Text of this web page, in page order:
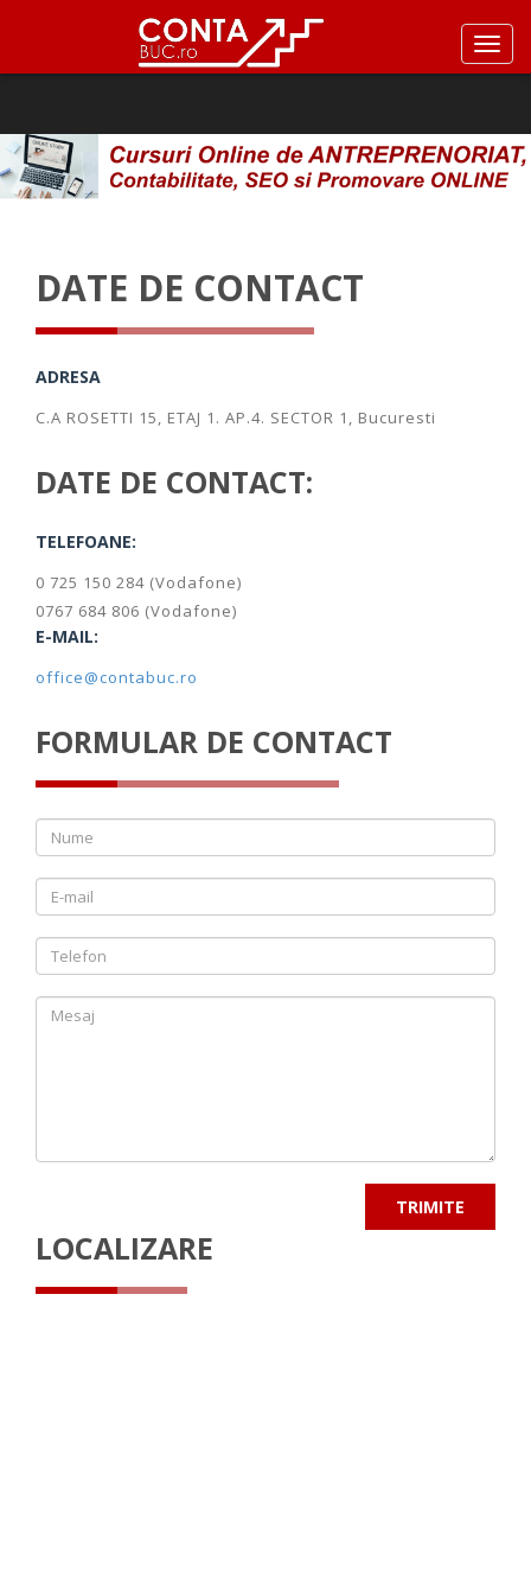
DATE DE CONTACT
ADRESA
C.A ROSETTI 15, ETAJ 1. AP.4. SECTOR 1, Bucuresti
DATE DE CONTACT:
TELEFOANE:
0 725 150 284 (Vodafone)
0767 684 806 (Vodafone)
E-MAIL:
office@contabuc.ro
FORMULAR DE CONTACT
LOCALIZARE